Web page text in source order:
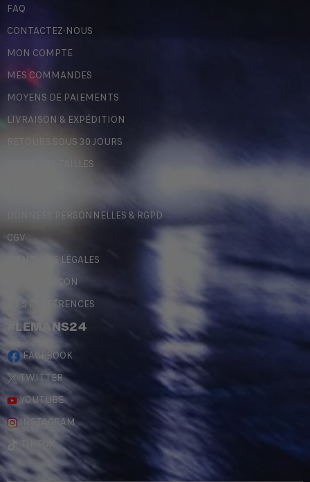
FAQ
CONTACTEZ-NOUS
MON COMPTE
MES COMMANDES
MOYENS DE PAIEMENTS
LIVRAISON & EXPÉDITION
RETOURS SOUS 30 JOURS
GUIDE DES TAILLES
DONNÉES PERSONNELLES & RGPD
CGV
MENTIONS LÉGALES
CONTREFAÇON
MES PRÉFÉRENCES
#LEMANS24
FACEBOOK
TWITTER
YOUTUBE
INSTAGRAM
TIKTOK